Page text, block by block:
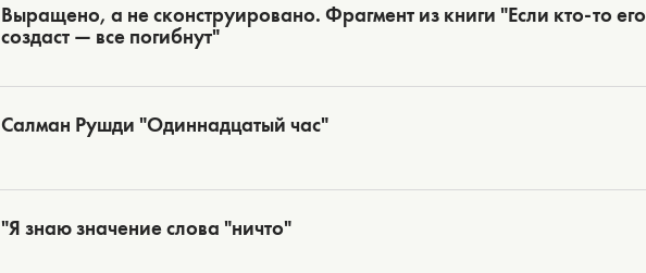
Выращено, а не сконструировано. Фрагмент из книги "Если кто-то его
создаст — все погибнут"
Салман Рушди "Одиннадцатый час"
"Я знаю значение слова "ничто"